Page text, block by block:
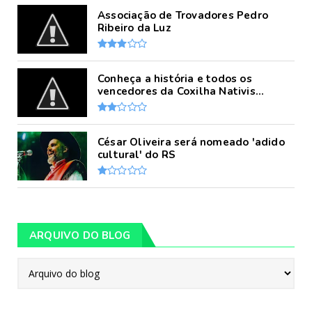
Associação de Trovadores Pedro
Ribeiro da Luz
Conheça a história e todos os
vencedores da Coxilha Nativis...
César Oliveira será nomeado 'adido
cultural' do RS
ARQUIVO DO BLOG